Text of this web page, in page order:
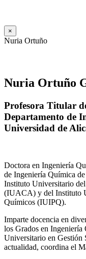
×
Nuria Ortuño
Nuria Ortuño
Profesora Titular
Departamento de
Universidad de
Doctora en Ingeniería
de Ingeniería Química
Instituto Universitario
(IUACA) y del Instituto
Químicos (IUIPQ).
Imparte docencia en
los Grados en
Universitario en Gestión
actualidad, coordina el